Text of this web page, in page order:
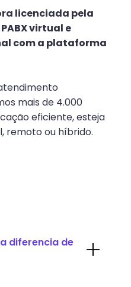
licenciada pela
virtual e
com a plataforma
mais de 4.000
eficiente, esteja
remoto ou híbrido.
diferencia de